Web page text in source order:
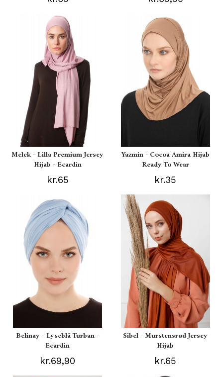
Melek - Lilla Premium Jersey
Hijab - Ecardin
kr.65
Yazmin - Cocoa Amira Hijab
Ready To Wear
kr.35
Belinay - Lyseblå Turban -
Ecardin
kr.69,90
Sibel - Murstensrød Jersey
Hijab
kr.65